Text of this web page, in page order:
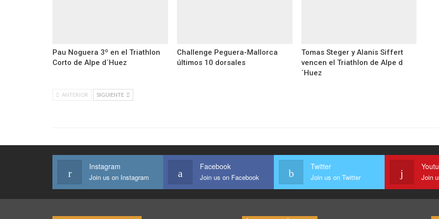
Pau Noguera 3º en el Triathlon
Corto de Alpe d´Huez
Challenge Peguera-Mallorca
últimos 10 dorsales
Tomas Steger y Alanis Siffert
vencen el Triathlon de Alpe d
´Huez
ANTERIOR SIGUIENTE
Instagram
Join us on Instagram
Facebook
Join us on Facebook
Twitter
Join us on Twitter Join